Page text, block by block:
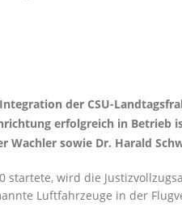
der CSU-
erfolgreich in Betrieb
sowie Dr. Harald
startete, wird die
Luftfahrzeuge in der